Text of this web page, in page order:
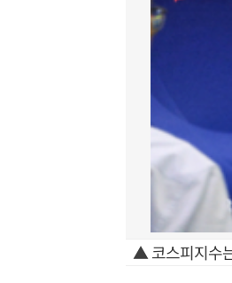
▲ 코스피지수